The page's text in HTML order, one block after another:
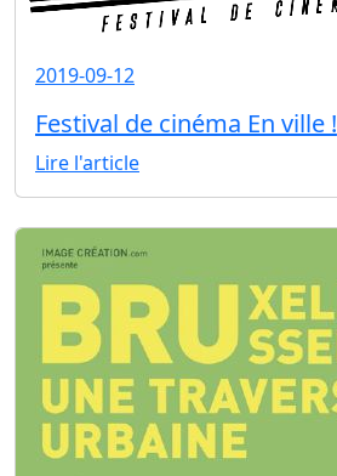
2019-09-12
Festival de cinéma En ville !
Lire l'article